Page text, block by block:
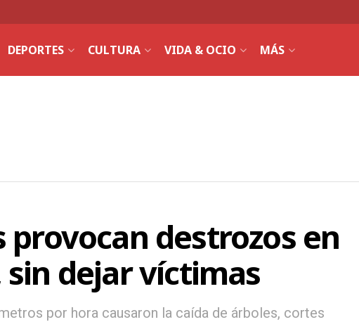
DEPORTES CULTURA VIDA & OCIO MÁS
destrozos en
dejar víctimas
por hora causaron la caída de árboles, cortes